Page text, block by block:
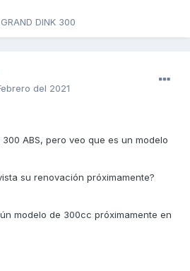
GRAND DINK 300
del 2021
ABS, pero veo que es un modelo
su renovación próximamente?
modelo de 300cc próximamente en